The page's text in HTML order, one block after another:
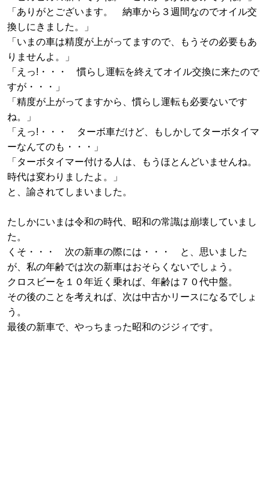
「ありがとございます。 納車から３週間なのでオイル交
換しにきました。」
「いまの車は精度が上がってますので、もうその必要もあ
りませんよ。」
「えっ!・・・ 慣らし運転を終えてオイル交換に来たので
すが・・・」
「精度が上がってますから、慣らし運転も必要ないです
ね。」
「えっ!・・・ ターボ車だけど、もしかしてターボタイマ
ーなんてのも・・・」
「ターボタイマー付ける人は、もうほとんどいませんね。
時代は変わりましたよ。」
と、諭されてしまいました。
たしかにいまは令和の時代、昭和の常識は崩壊していまし
た。
くそ・・・ 次の新車の際には・・・ と、思いました
が、私の年齢では次の新車はおそらくないでしょう。
クロスビーを１０年近く乗れば、年齢は７０代中盤。
その後のことを考えれば、次は中古かリースになるでしょ
う。
最後の新車で、やっちまった昭和のジジィです。